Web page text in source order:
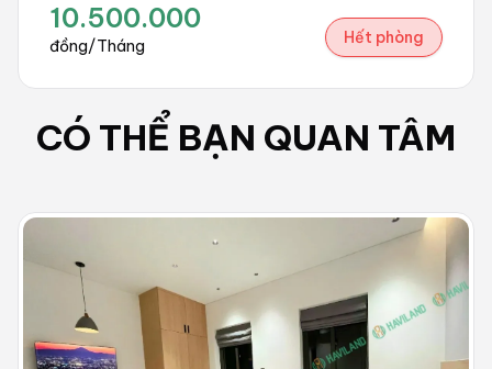
10.500.000
đồng/Tháng Hết phòng
CÓ THỂ BẠN QUAN TÂM